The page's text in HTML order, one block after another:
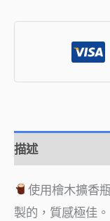
描述
使用檜木擴香
製的，質感極佳。